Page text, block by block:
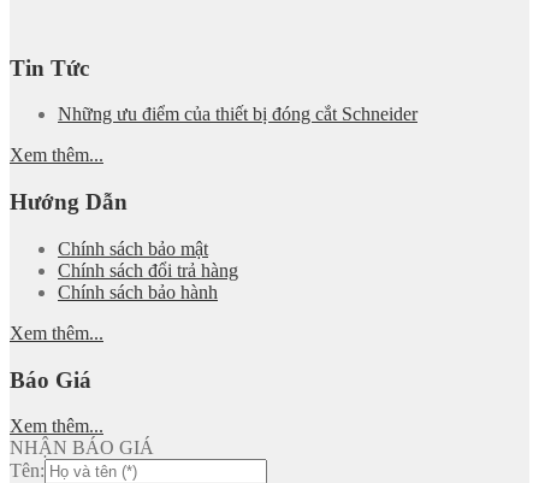
Tin Tức
Những ưu điểm của thiết bị đóng cắt Schneider
Xem thêm...
Hướng Dẫn
Chính sách bảo mật
Chính sách đổi trả hàng
Chính sách bảo hành
Xem thêm...
Báo Giá
Xem thêm...
NHẬN BÁO GIÁ
Tên: